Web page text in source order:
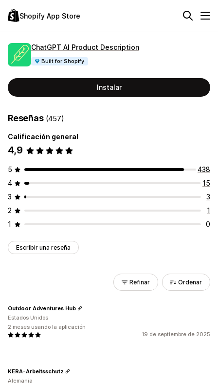
Shopify App Store
ChatGPT AI Product Description
Built for Shopify
Instalar
Reseñas (457)
Calificación general
4,9
5
438
4
15
3
3
2
1
1
0
Escribir una reseña
Refinar Ordenar
19 de septiembre de 2025
Outdoor Adventures Hub
Estados Unidos
2 meses usando la aplicación
KERA-Arbeitsschutz
Alemania